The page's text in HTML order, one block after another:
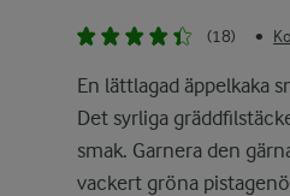
(18) •
En lättlagad äppelkaka
Det syrliga
smak. Garnera den
vackert gröna